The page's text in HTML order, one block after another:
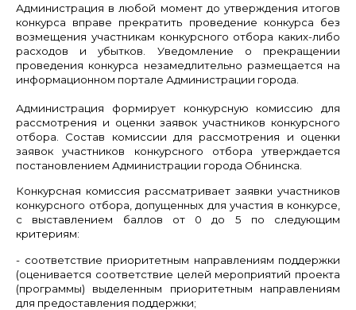
Администрация в любой момент до утверждения итогов
конкурса вправе прекратить проведение конкурса без
возмещения участникам конкурсного отбора каких-либо
расходов и убытков. Уведомление о прекращении
проведения конкурса незамедлительно размещается на
информационном портале Администрации города.
Администрация формирует конкурсную комиссию для
рассмотрения и оценки заявок участников конкурсного
отбора. Состав комиссии для рассмотрения и оценки
заявок участников конкурсного отбора утверждается
постановлением Администрации города Обнинска.
Конкурсная комиссия рассматривает заявки участников
конкурсного отбора, допущенных для участия в конкурсе,
с выставлением баллов от 0 до 5 по следующим
критериям:
- соответствие приоритетным направлениям поддержки
(оценивается соответствие целей мероприятий проекта
(программы) выделенным приоритетным направлениям
для предоставления поддержки;